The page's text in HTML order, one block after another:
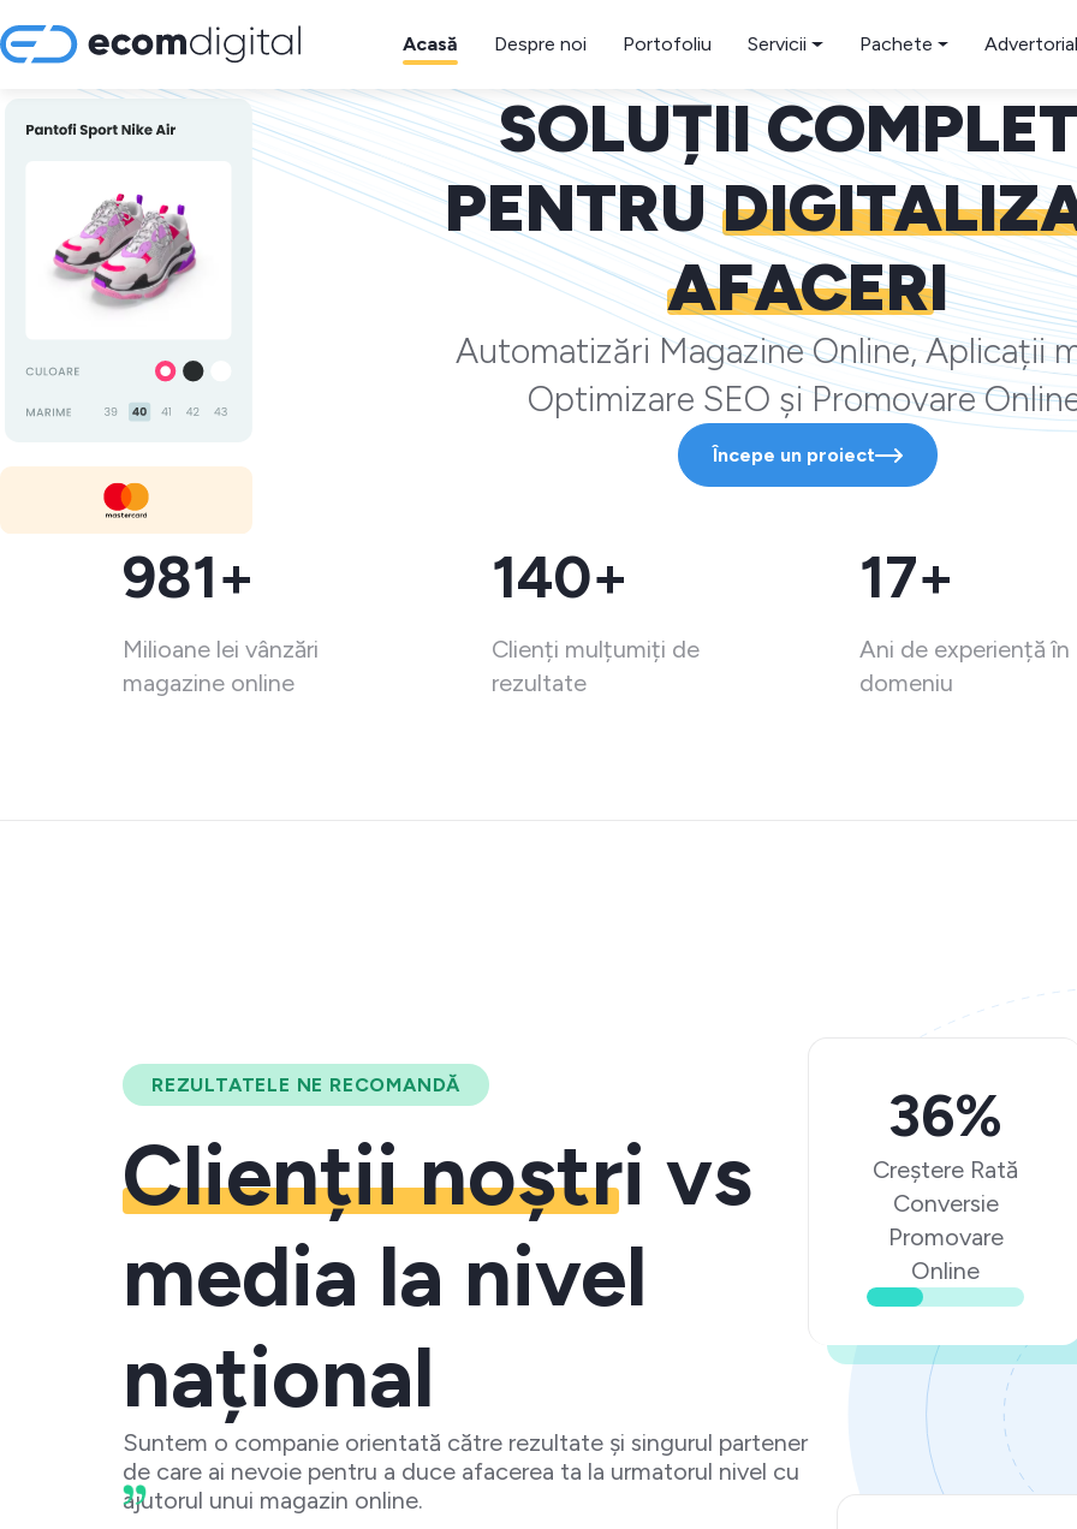
Acasă Despre noi Portofoliu Servicii Pachete
SOLUȚII
PENTRU
AFACERI
Automatizări Magazine Online, Aplicații
Optimizare SEO și Promovare
Începe un proiect
981+
Milioane lei vânzări
magazine online
140+
Clienți mulțumiți de
rezultate
17+
Ani de experiență în
domeniu
REZULTATELE NE RECOMANDĂ
Clienții noștri vs
media la nivel
național
Suntem o companie orientată către rezultate și singurul partener
de care ai nevoie pentru a duce afacerea ta la urmatorul nivel cu
ajutorul unui magazin online.
36%
Creștere Rată
Conversie
Promovare
Online